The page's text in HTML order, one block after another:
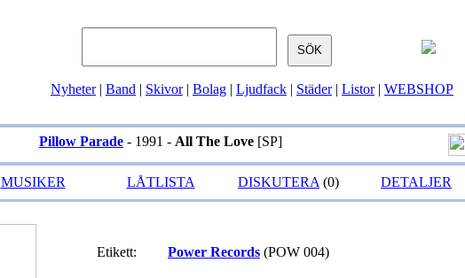
Nyheter| Band | Skivor| Bolag | Ljudfack | Städer| Listor| WEBSHOP
Pillow Parade - 1991 - All The Love [SP]
MUSIKER LÅTLISTA DISKUTERA (0) DETALJER
Etikett: Power Records (POW 004)